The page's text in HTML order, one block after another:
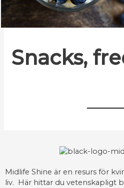
Snacks,
Midlife Shine är en resurs för
liv. Här hittar du vetenskapligt